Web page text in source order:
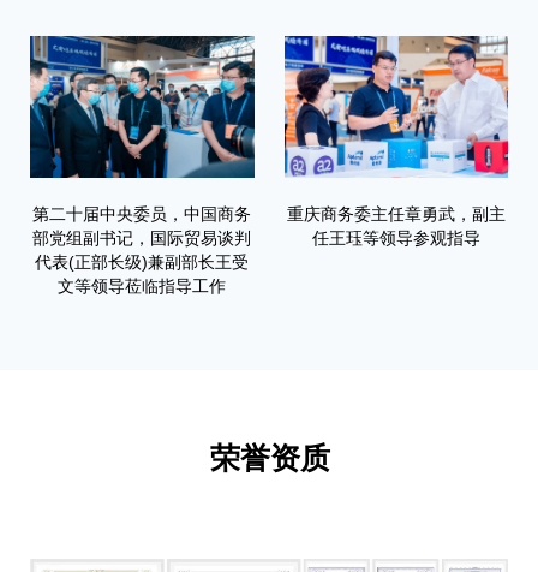
第二十届中央委员，中国商务
部党组副书记，国际贸易谈判
代表(正部长级)兼副部长王受
文等领导莅临指导工作
重庆商务委主任章勇武，副主
任王珏等领导参观指导
荣誉资质